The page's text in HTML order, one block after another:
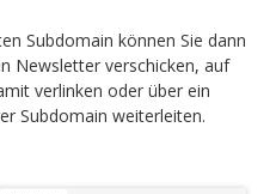
Subdomain können Sie dann
Newsletter verschicken, auf
verlinken oder über ein
Subdomain weiterleiten.